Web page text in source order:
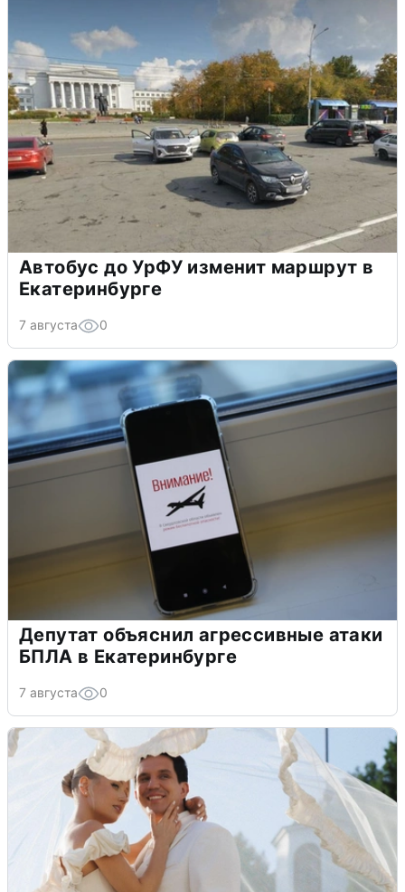
Автобус до УрФУ изменит маршрут в
Екатеринбурге
7 августа 0
Депутат объяснил агрессивные атаки
БПЛА в Екатеринбурге
7 августа 0